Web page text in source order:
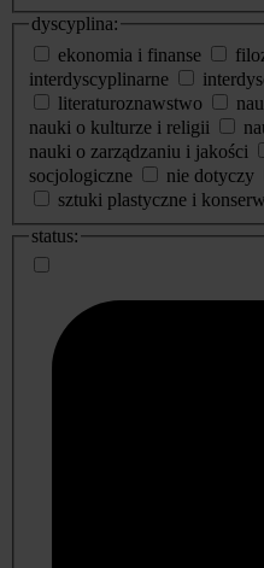
dyscyplina:
ekonomia i finanse
interdyscyplinarne
literaturoznawstwo
nauki o kulturze i religii
nauki o zarządzaniu i jakości
socjologiczne
nie dotyczy
sztuki plastyczne i
status: